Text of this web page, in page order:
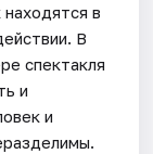
в
В
спектакля
и
и